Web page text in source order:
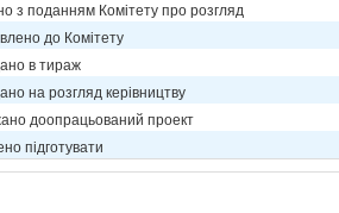
з поданням Комітету про розгляд
до Комітету
в тираж
на розгляд керівництву
доопрацьований проект
підготувати